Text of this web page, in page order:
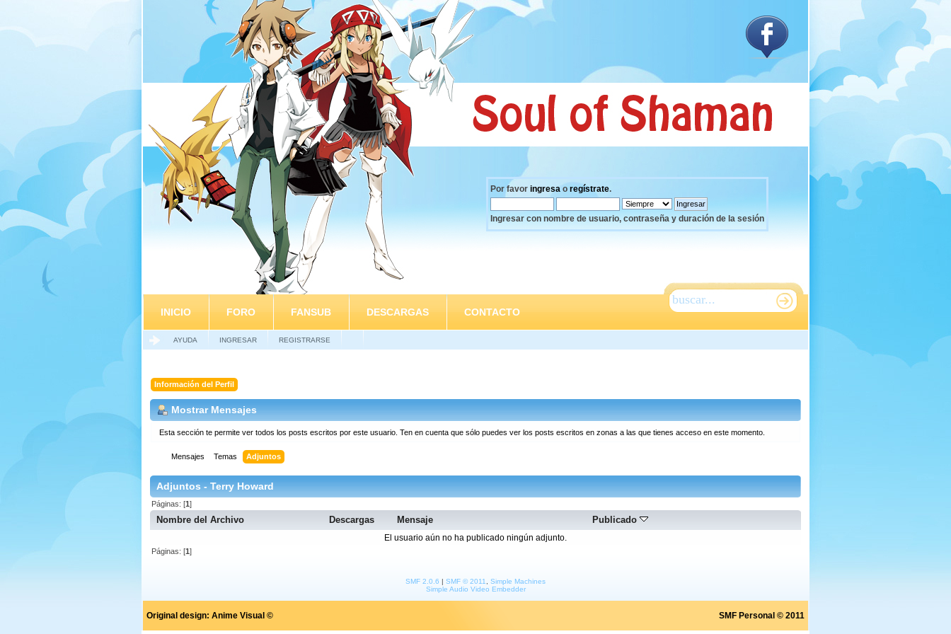
Por favor ingresa o regístrate.
Ingresar con nombre de usuario, contraseña y duración de la sesión
INICIO FORO FANSUB DESCARGAS CONTACTO
AYUDA INGRESAR REGISTRARSE
Información del Perfil
Mostrar Mensajes
Esta sección te permite ver todos los posts escritos por este usuario. Ten en cuenta que sólo puedes ver los posts escritos en zonas a las que tienes acceso en este momento.
Mensajes Temas Adjuntos
Adjuntos - Terry Howard
Páginas: [1]
Nombre del Archivo Descargas Mensaje
Publicado
El usuario aún no ha publicado ningún adjunto.
Páginas: [1]
SMF 2.0.6 | SMF © 2011
Simple Machines
Simple Audio Video Embedder
Original design: Anime Visual © SMF Personal © 2011